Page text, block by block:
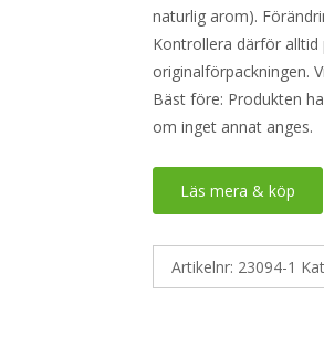
naturlig arom).
Kontrollera därför
originalförpackningen.
Bäst före: Produkten
om inget annat anges.
Läs mera & köp
Artikelnr: 23094-1